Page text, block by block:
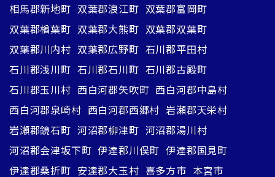
相馬郡新地町 双葉郡浪江町 双葉郡富岡町
双葉郡楢葉町 双葉郡大熊町 双葉郡双葉町
双葉郡川内村 双葉郡広野町 石川郡平田村
石川郡浅川町 石川郡石川町 石川郡古殿町
石川郡玉川村 西白河郡矢吹町 西白河郡中島村
西白河郡泉崎村 西白河郡西郷村 岩瀬郡天栄村
岩瀬郡鏡石町 河沼郡柳津町 河沼郡湯川村
河沼郡会津坂下町 伊達郡川俣町 伊達郡国見町
伊達郡桑折町 安達郡大玉村 喜多方市 本宮市